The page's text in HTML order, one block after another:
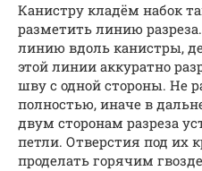
Канистру кладём набок
разметить линию
линию вдоль канистры,
этой линии аккуратно
шву с одной стороны. Не
полностью, иначе в
двум сторонам разреза
петли. Отверстия под их
проделать горячим